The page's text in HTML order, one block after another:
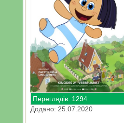
Переглядів: 1294
Додано: 25.07.2020